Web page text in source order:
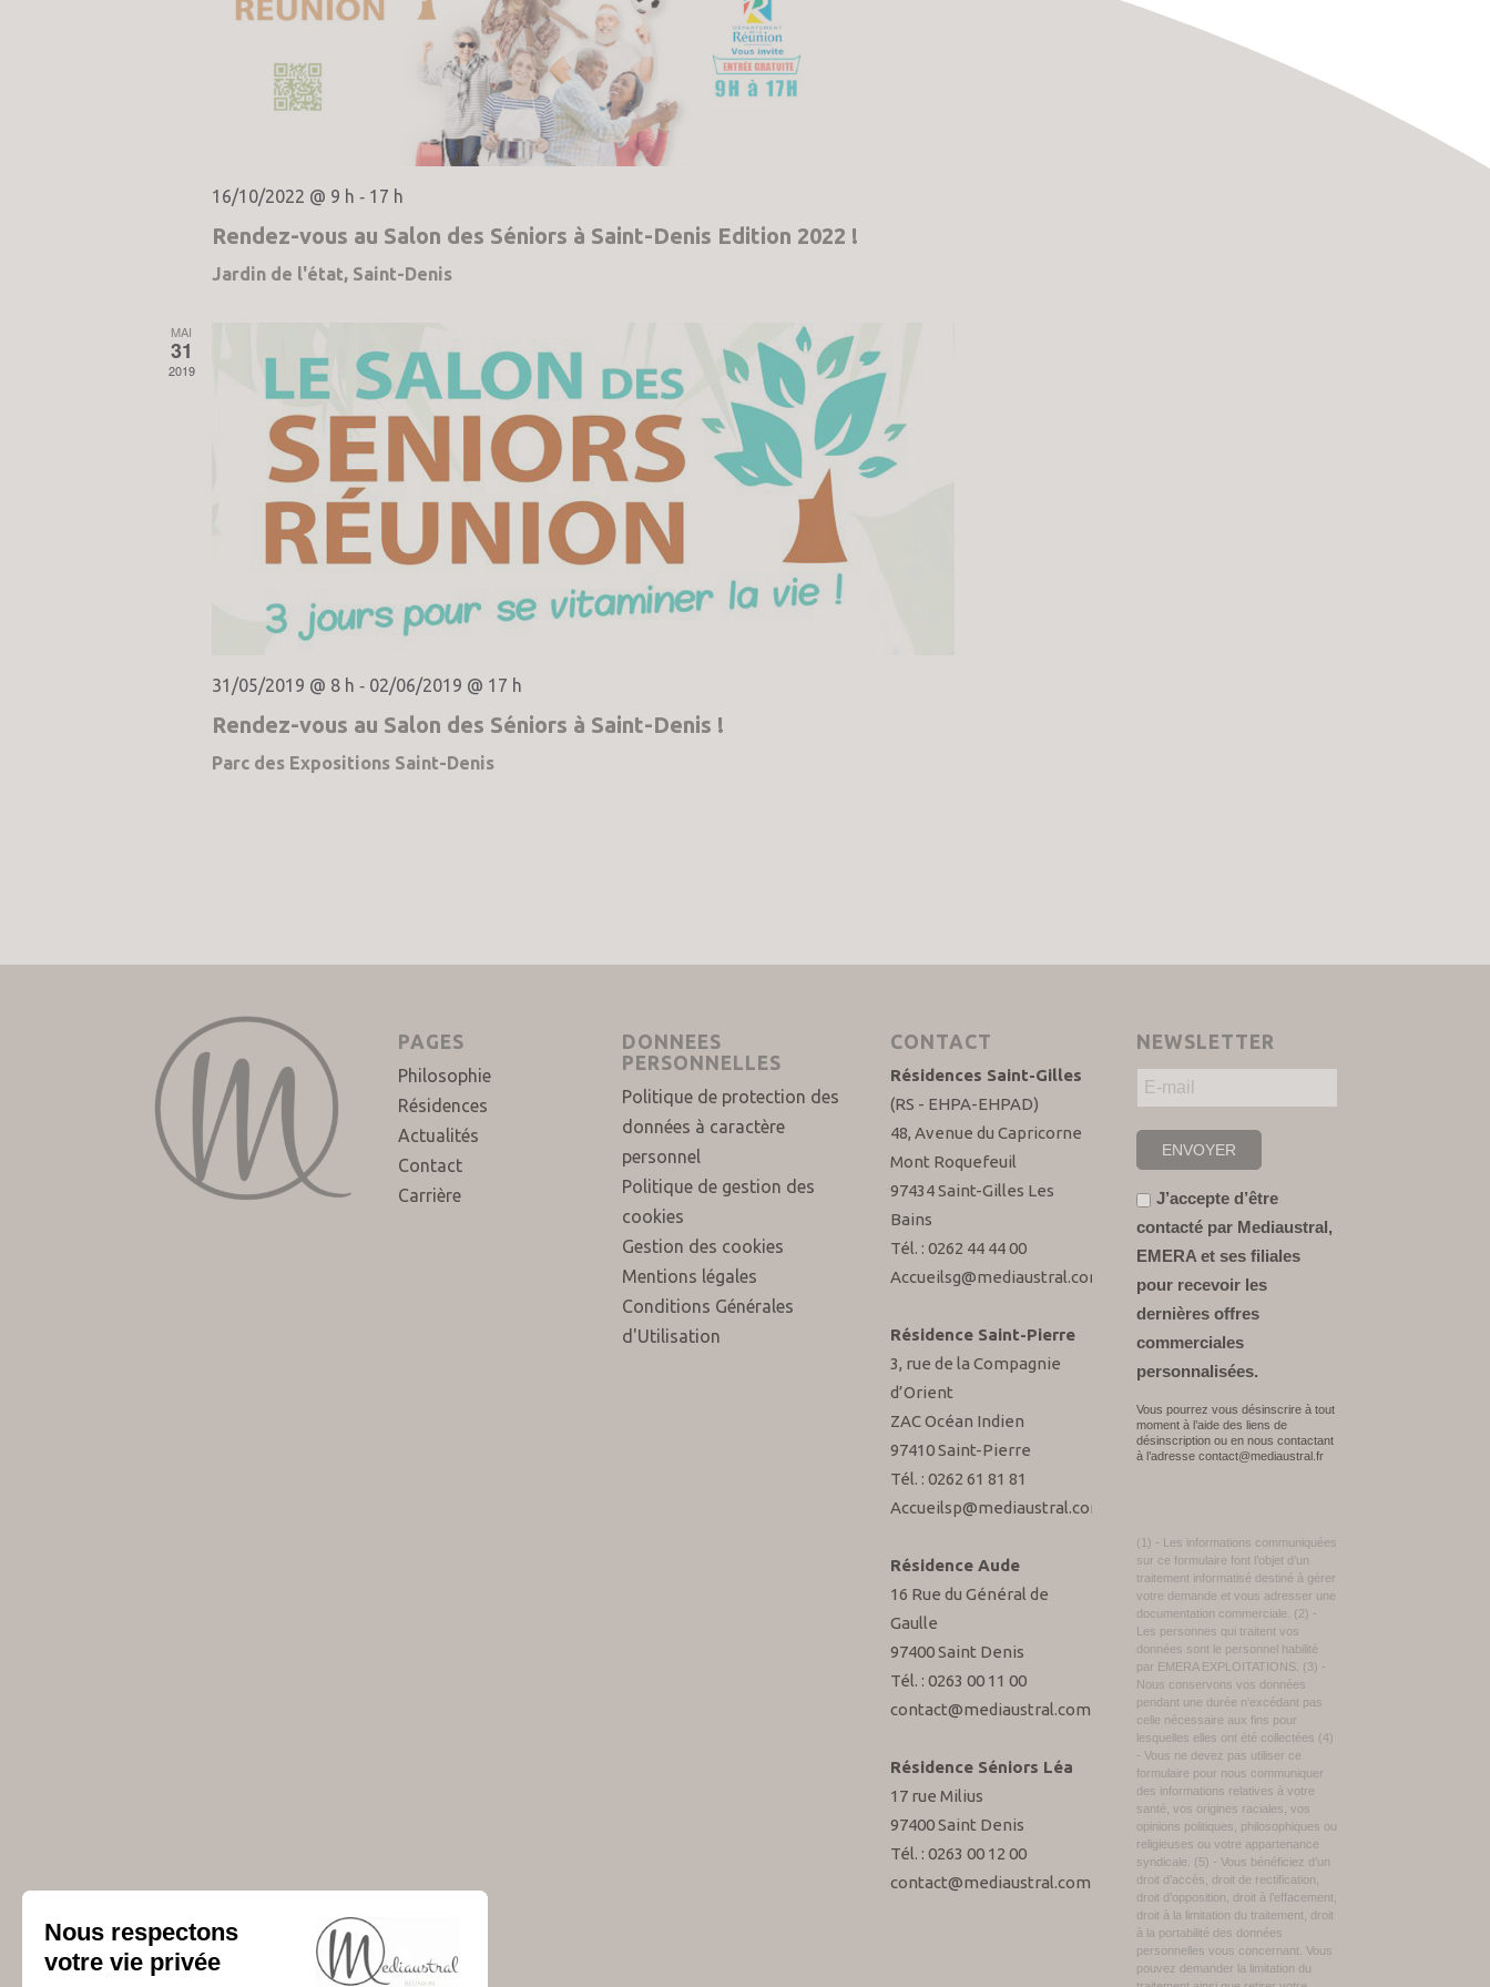
16/10/2022 @ 9 h - 17 h
Rendez-vous au Salon des Séniors à Saint-Denis Edition 2022 !
Jardin de l'état, Saint-Denis
MAI
31
2019
31/05/2019 @ 8 h - 02/06/2019 @ 17 h
Rendez-vous au Salon des Séniors à Saint-Denis !
Parc des Expositions Saint-Denis
PAGES
Philosophie
Résidences
Actualités
Contact
Carrière
DONNEES
PERSONNELLES
Politique de protection des
données à caractère
personnel
Politique de gestion des
cookies
Gestion des cookies
Mentions légales
Conditions Générales
d'Utilisation
CONTACT
Résidences Saint-Gilles
(RS - EHPA-EHPAD)
48, Avenue du Capricorne
Mont Roquefeuil
97434 Saint-Gilles Les
Bains
Tél. : 0262 44 44 00
Accueilsg@mediaustral.com
Résidence Saint-Pierre
3, rue de la Compagnie
d’Orient
ZAC Océan Indien
97410 Saint-Pierre
Tél. : 0262 61 81 81
Accueilsp@mediaustral.com
Résidence Aude
16 Rue du Général de
Gaulle
97400 Saint Denis
Tél. : 0263 00 11 00
contact@mediaustral.com
Résidence Séniors Léa
17 rue Milius
97400 Saint Denis
Tél. : 0263 00 12 00
contact@mediaustral.com
NEWSLETTER
J’accepte d’être
contacté par Mediaustral,
EMERA et ses filiales
pour recevoir les
dernières offres
commerciales
personnalisées.
Vous pourrez vous désinscrire à tout
moment à l’aide des liens de
désinscription ou en nous contactant
à l’adresse contact@mediaustral.fr
(1) - Les informations communiquées
sur ce formulaire font l’objet d’un
traitement informatisé destiné à gérer
votre demande et vous adresser une
documentation commerciale. (2) -
Les personnes qui traitent vos
données sont le personnel habilité
par EMERA EXPLOITATIONS. (3) -
Nous conservons vos données
pendant une durée n’excédant pas
celle nécessaire aux fins pour
lesquelles elles ont été collectées (4)
- Vous ne devez pas utiliser ce
formulaire pour nous communiquer
des informations relatives à votre
santé, vos origines raciales, vos
opinions politiques, philosophiques ou
religieuses ou votre appartenance
syndicale. (5) - Vous bénéficiez d’un
droit d’accès, droit de rectification,
droit d’opposition, droit à l’effacement,
droit à la limitation du traitement, droit
à la portabilité des données
personnelles vous concernant. Vous
pouvez demander la limitation du